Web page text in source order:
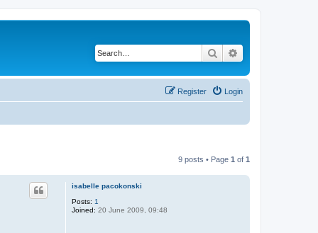
Search
Login
Register
9 posts • Page 1 of 1
isabelle pacokonski
Posts: 1
Joined: 20 June 2009, 09:48